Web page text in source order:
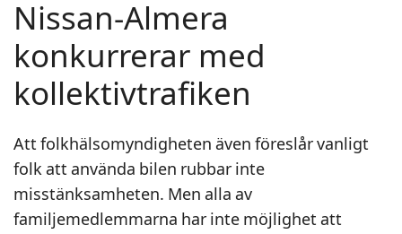
Nissan-Almera
konkurrerar med
kollektivtrafiken
Att folkhälsomyndigheten även föreslår vanligt
folk att använda bilen rubbar inte
misstänksamheten. Men alla av
familjemedlemmarna har inte möjlighet att